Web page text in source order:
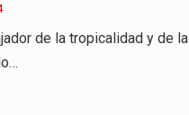
de la tropicalidad y de la